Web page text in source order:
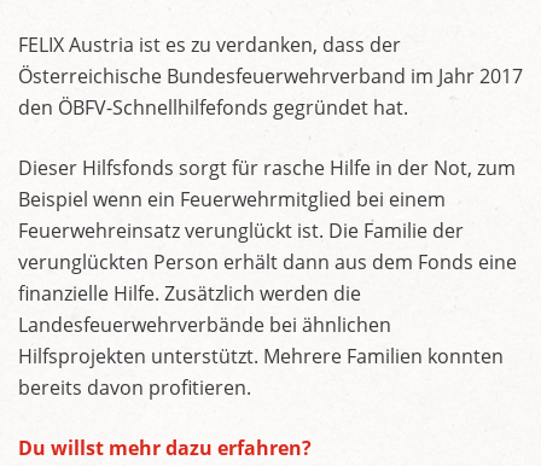
FELIX Austria ist es zu verdanken, dass der
Österreichische Bundesfeuerwehrverband im Jahr 2017
den ÖBFV-Schnellhilfefonds gegründet hat.
Dieser Hilfsfonds sorgt für rasche Hilfe in der Not, zum
Beispiel wenn ein Feuerwehrmitglied bei einem
Feuerwehreinsatz verunglückt ist. Die Familie der
verunglückten Person erhält dann aus dem Fonds eine
finanzielle Hilfe. Zusätzlich werden die
Landesfeuerwehrverbände bei ähnlichen
Hilfsprojekten unterstützt. Mehrere Familien konnten
bereits davon profitieren.
Du willst mehr dazu erfahren?